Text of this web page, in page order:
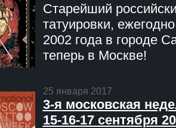
Старейший
татуировки,
2002 года в городе
теперь в Москве!
25 января 2017
3-я московская
15-16-17 сентября